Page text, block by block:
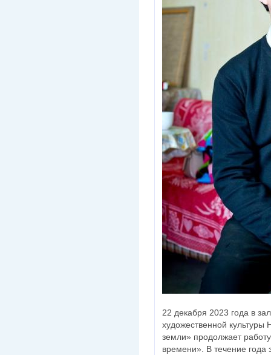
22 декабря 2023 года в
художественной культуры
земли» продолжает
времени». В течение года